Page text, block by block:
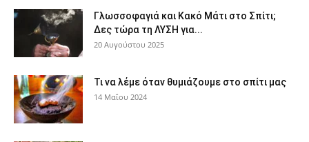
Γλωσσοφαγιά και Κακό Μάτι στο Σπίτι;
Δες τώρα τη ΛΥΣΗ για...
20 Αυγούστου 2025
Τι να λέμε όταν θυμιάζουμε στο σπίτι μας
14 Μαΐου 2024